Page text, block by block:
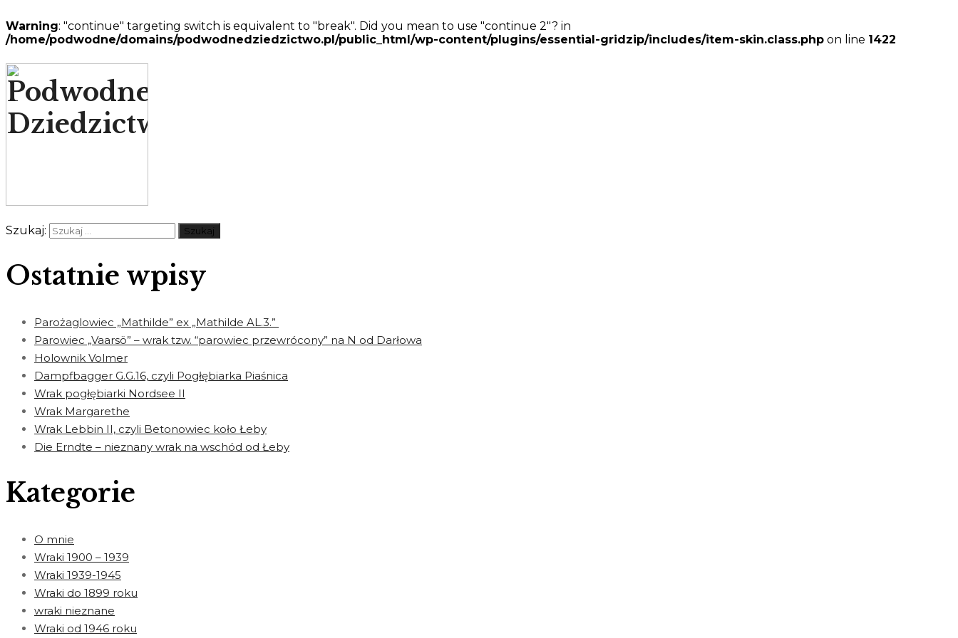
Warning: "continue" targeting switch is equivalent to "break". Did you mean to use "continue 2"? in
/home/podwodne/domains/podwodnedziedzictwo.pl/public_html/wp-content/plugins/essential-gridzip/includes/item-skin.class.php on line 1422
Szukaj:
Ostatnie wpisy
Parożaglowiec „Mathilde” ex „Mathilde AL.3.”
Parowiec „Vaarsö” – wrak tzw. “parowiec przewrócony” na N od Darłowa
Holownik Volmer
Dampfbagger G.G.16, czyli Pogłębiarka Piaśnica
Wrak pogłębiarki Nordsee II
Wrak Margarethe
Wrak Lebbin II, czyli Betonowiec koło Łeby
Die Erndte – nieznany wrak na wschód od Łeby
Kategorie
O mnie
Wraki 1900 – 1939
Wraki 1939-1945
Wraki do 1899 roku
wraki nieznane
Wraki od 1946 roku